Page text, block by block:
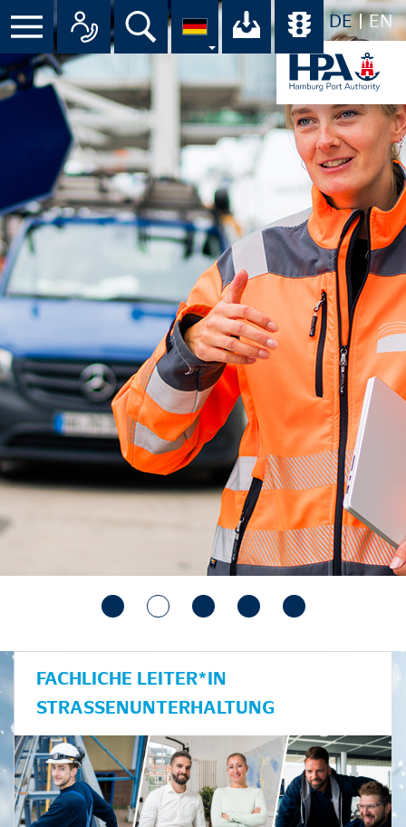
DE EN
Menü Alle Ansprechpartner im
Suche Ihr Download-
FACHLICHE LEITER*IN
STRASSENUNTERHALTUNG